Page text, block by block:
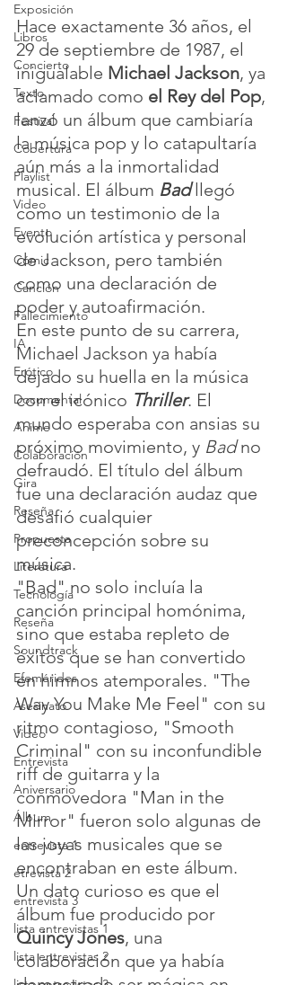
Exposición
Libros
Concierto
Texto
Festival
Cobertura
Playlist
Video
Evento
Cómic
Canción
Fallecimiento
IA
Erótico
Documental
Anime
Colaboración
Gira
Reseña
Propuesta
Literatura
Tecnología
Reseña
Soundtrack
Efemérides
Asesinato
Video
Entrevista
Aniversario
Álbum
entrevista 1
etrevista 2
entrevista 3
lista entrevistas 1
lista entrevistas 2
Hace exactamente 36 años, el
29 de septiembre de 1987, el
inigualable Michael Jackson, ya
aclamado como el Rey del Pop,
lanzó un álbum que cambiaría
la música pop y lo catapultaría
aún más a la inmortalidad
musical. El álbum Bad llegó
como un testimonio de la
evolución artística y personal
de Jackson, pero también
como una declaración de
poder y autoafirmación.
En este punto de su carrera,
Michael Jackson ya había
dejado su huella en la música
con el icónico Thriller. El
mundo esperaba con ansias su
próximo movimiento, y Bad no
defraudó. El título del álbum
fue una declaración audaz que
desafió cualquier
preconcepción sobre su
música.
"Bad" no solo incluía la
canción principal homónima,
sino que estaba repleto de
éxitos que se han convertido
en himnos atemporales. "The
Way You Make Me Feel" con su
ritmo contagioso, "Smooth
Criminal" con su inconfundible
riff de guitarra y la
conmovedora "Man in the
Mirror" fueron solo algunas de
las joyas musicales que se
encontraban en este álbum.
Un dato curioso es que el
álbum fue producido por
Quincy Jones, una
colaboración que ya había